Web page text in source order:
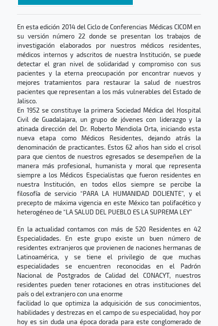
En esta edición 2014 del Ciclo de Conferencias Médicas CICOM en
su versión número 22 donde se presentan los trabajos de
investigación elaborados por nuestros médicos residentes,
médicos internos y adscritos de nuestra Institución, se puede
detectar el gran nivel de solidaridad y compromiso con sus
pacientes y la eterna preocupación por encontrar nuevos y
mejores tratamientos para restaurar la salud de nuestros
pacientes que representan a los más vulnerables del Estado de
Jalisco.
En 1952 se constituye la primera Sociedad Médica del Hospital
Civil de Guadalajara, un grupo de jóvenes con liderazgo y la
atinada dirección del Dr. Roberto Mendiola Orta, iniciando esta
nueva etapa como Médicos Residentes, dejando atrás la
denominación de practicantes. Estos 62 años han sido el crisol
para que cientos de nuestros egresados se desempeñen de la
manera más profesional, humanista y moral que representa
siempre a los Médicos Especialistas que fueron residentes en
nuestra Institución, en todos ellos siempre se percibe la
filosofía de servicio “PARA LA HUMANIDAD DOLIENTE”, y el
precepto de máxima vigencia en este México tan polifacético y
heterogéneo de “LA SALUD DEL PUEBLO ES LA SUPREMA LEY”
En la actualidad contamos con más de 520 Residentes en 42
Especialidades. En este grupo existe un buen número de
residentes extranjeros que provienen de naciones hermanas de
Latinoamérica, y se tiene el privilegio de que muchas
especialidades se encuentren reconocidas en el Padrón
Nacional de Postgrados de Calidad del CONACYT, nuestros
residentes pueden tener rotaciones en otras instituciones del
país o del extranjero con una enorme
facilidad lo que optimiza la adquisición de sus conocimientos,
habilidades y destrezas en el campo de su especialidad, hoy por
hoy es sin duda una época dorada para este conglomerado de